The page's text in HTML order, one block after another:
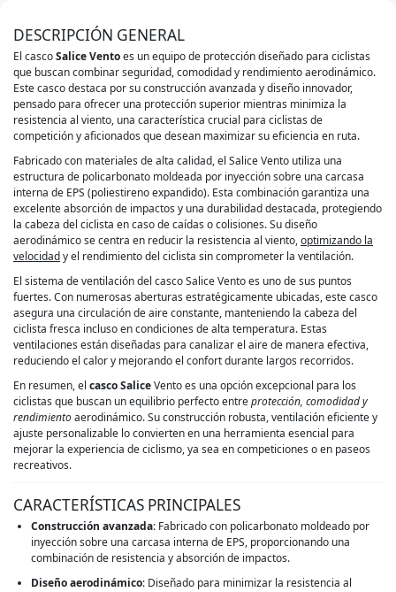
DESCRIPCIÓN GENERAL
El cascoSalice Ventoes un equipo de protección diseñado para ciclistas
que buscan combinar seguridad, comodidad y rendimiento aerodinámico.
Este casco destaca por su construcción avanzada y diseño innovador,
pensado para ofrecer una protección superior mientras minimiza la
resistencia al viento, una característica crucial para ciclistas de
competición y aficionados que desean maximizar su eficiencia en ruta.
Fabricado con materiales de alta calidad, el Salice Vento utiliza una
estructura de policarbonato moldeada por inyección sobre una carcasa
interna de EPS (poliestireno expandido). Esta combinación garantiza una
excelente absorción de impactos y una durabilidad destacada, protegiendo
la cabeza del ciclista en caso de caídas o colisiones. Su diseño
aerodinámico se centra en reducir la resistencia al viento,optimizando la
velocidady el rendimiento del ciclista sin comprometer la ventilación.
El sistema de ventilación del casco Salice Vento es uno de sus puntos
fuertes. Con numerosas aberturas estratégicamente ubicadas, este casco
asegura una circulación de aire constante, manteniendo la cabeza del
ciclista fresca incluso en condiciones de alta temperatura. Estas
ventilaciones están diseñadas para canalizar el aire de manera efectiva,
reduciendo el calor y mejorando el confort durante largos recorridos.
En resumen, el casco SaliceVento es una opción excepcional para los
ciclistas que buscan un equilibrio perfecto entreprotección, comodidad y
rendimientoaerodinámico. Su construcción robusta, ventilación eficiente y
ajuste personalizable lo convierten en una herramienta esencial para
mejorar la experiencia de ciclismo, ya sea en competiciones o en paseos
recreativos.
CARACTERÍSTICAS PRINCIPALES
Construcción avanzada: Fabricado con policarbonato moldeado por
inyección sobre una carcasa interna de EPS, proporcionando una
combinación de resistencia y absorción de impactos.
Diseño aerodinámico: Diseñado para minimizar la resistencia al